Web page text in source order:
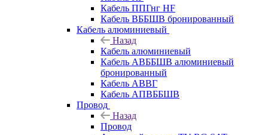
Кабель ППГнг HF
Кабель ВББШВ бронированный
Кабель алюминиевый
Назад
Кабель алюминиевый
Кабель АВББШВ алюминиевый
бронированный
Кабель АВВГ
Кабель АПВББШВ
Провод
Назад
Провод